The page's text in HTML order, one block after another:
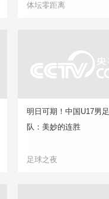
体坛零距离
明日可期！中国U17男
队：美妙的连胜
足球之夜